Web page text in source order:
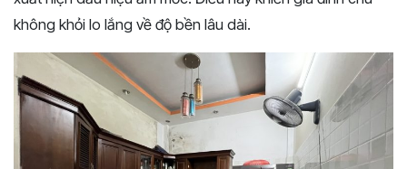
không khỏi lo lắng về độ bền lâu dài.